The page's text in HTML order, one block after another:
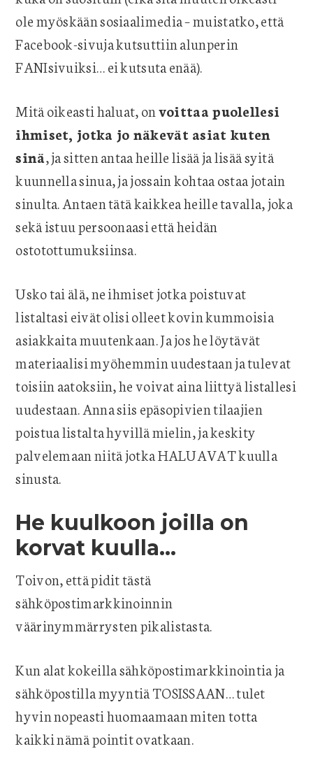
ole myöskään sosiaalimedia – muistatko, että
Facebook-sivuja kutsuttiin alunperin
FANIsivuiksi… ei kutsuta enää).
Mitä oikeasti haluat, on voittaa puolellesi
ihmiset, jotka jo näkevät asiat kuten
sinä, ja sitten antaa heille lisää ja lisää syitä
kuunnella sinua, ja jossain kohtaa ostaa jotain
sinulta. Antaen tätä kaikkea heille tavalla, joka
sekä istuu persoonaasi että heidän
ostotottumuksiinsa.
Usko tai älä, ne ihmiset jotka poistuvat
listaltasi eivät olisi olleet kovin kummoisia
asiakkaita muutenkaan. Ja jos he löytävät
materiaalisi myöhemmin uudestaan ja tulevat
toisiin aatoksiin, he voivat aina liittyä listallesi
uudestaan. Anna siis epäsopivien tilaajien
poistua listalta hyvillä mielin, ja keskity
palvelemaan niitä jotka HALUAVAT kuulla
sinusta.
He kuulkoon joilla on
korvat kuulla…
Toivon, että pidit tästä
sähköpostimarkkinoinnin
väärinymmärrysten pikalistasta.
Kun alat kokeilla sähköpostimarkkinointia ja
sähköpostilla myyntiä TOSISSAAN… tulet
hyvin nopeasti huomaamaan miten totta
kaikki nämä pointit ovatkaan.